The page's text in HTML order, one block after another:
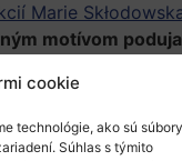
cookie
technológie, ako sú súbory
Súhlas s týmito
Marie
motívom
u ľudí bez